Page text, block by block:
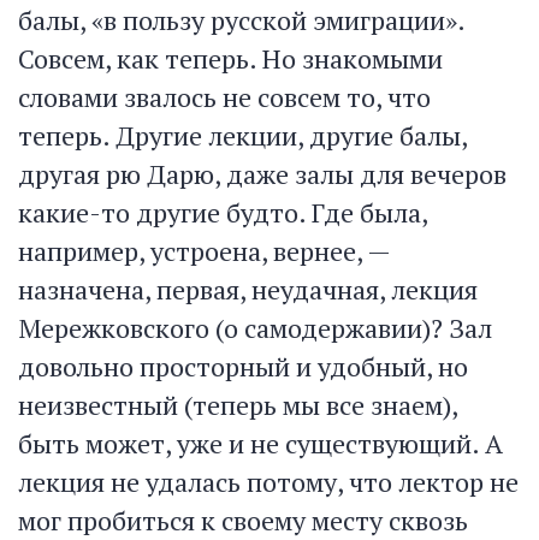
балы, «в пользу русской эмиграции».
Совсем, как теперь. Но знакомыми
словами звалось не совсем то, что
теперь. Другие лекции, другие балы,
другая рю Дарю, даже залы для вечеров
какие-то другие будто. Где была,
например, устроена, вернее, —
назначена, первая, неудачная, лекция
Мережковского (о самодержавии)? Зал
довольно просторный и удобный, но
неизвестный (теперь мы все знаем),
быть может, уже и не существующий. А
лекция не удалась потому, что лектор не
мог пробиться к своему месту сквозь